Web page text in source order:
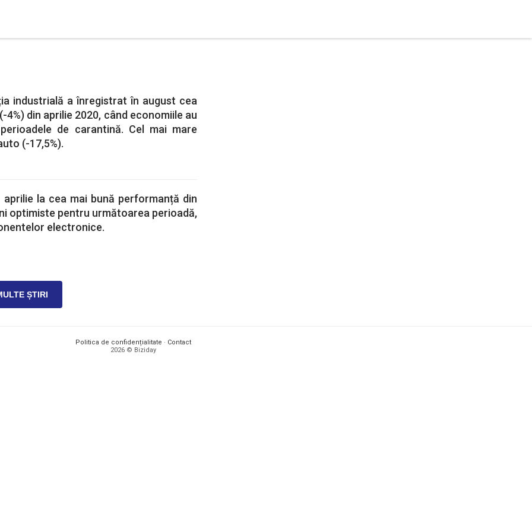
industrială a înregistrat în august cea
4%) din aprilie 2020, când economiile au
de carantină. Cel mai mare
(-17,5%).
la cea mai bună performanță din
optimiste pentru următoarea perioadă,
electronice.
ȘTIRI
Politica de confidențialitate · Contact
2026 © Biziday